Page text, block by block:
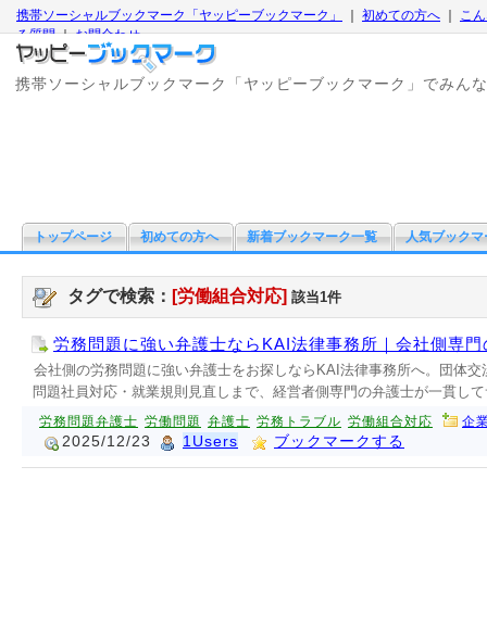
携帯ソーシャルブックマーク「ヤッピーブックマーク」 初めての方へ
こ
る質問｜お問合わせ
携帯ソーシャルブックマーク「ヤッピーブックマーク」でみん
トップページ 初めての方へ 新着ブックマーク一覧 人気ブックマ
タグで検索： [労働組合対応] 該当1件
労務問題に強い弁護士ならKAI法律事務所｜会社側専
会社側の労務問題に強い弁護士をお探しならKAI法律事務所へ。団体
問題社員対応・就業規則見直しまで、経営者側専門の弁護士が一貫し
労務問題弁護士 労働問題 弁護士 労務トラブル 労働組合対応 企
2025/12/23 1Users ブックマークする